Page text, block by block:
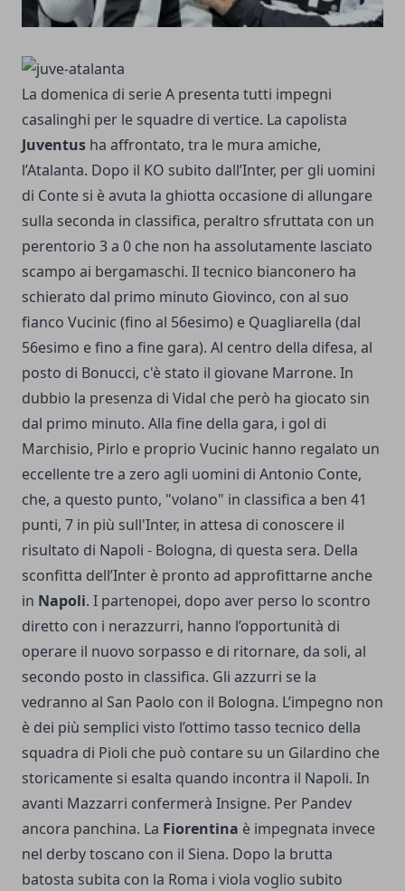
La domenica di serie A presenta tutti impegni
casalinghi per le squadre di vertice. La capolista
Juventus ha affrontato, tra le mura amiche,
l’Atalanta. Dopo il KO subito dall’Inter, per gli uomini
di Conte si è avuta la ghiotta occasione di allungare
sulla seconda in classifica, peraltro sfruttata con un
perentorio 3 a 0 che non ha assolutamente lasciato
scampo ai bergamaschi. Il tecnico bianconero ha
schierato dal primo minuto Giovinco, con al suo
fianco Vucinic (fino al 56esimo) e Quagliarella (dal
56esimo e fino a fine gara). Al centro della difesa, al
posto di Bonucci, c'è stato il giovane Marrone. In
dubbio la presenza di Vidal che però ha giocato sin
dal primo minuto. Alla fine della gara, i gol di
Marchisio, Pirlo e proprio Vucinic hanno regalato un
eccellente tre a zero agli uomini di Antonio Conte,
che, a questo punto, "volano" in classifica a ben 41
punti, 7 in più sull'Inter, in attesa di conoscere il
risultato di Napoli - Bologna, di questa sera. Della
sconfitta dell’Inter è pronto ad approfittarne anche
in Napoli. I partenopei, dopo aver perso lo scontro
diretto con i nerazzurri, hanno l’opportunità di
operare il nuovo sorpasso e di ritornare, da soli, al
secondo posto in classifica. Gli azzurri se la
vedranno al San Paolo con il Bologna. L’impegno non
è dei più semplici visto l’ottimo tasso tecnico della
squadra di Pioli che può contare su un Gilardino che
storicamente si esalta quando incontra il Napoli. In
avanti Mazzarri confermerà Insigne. Per Pandev
ancora panchina. La Fiorentina è impegnata invece
nel derby toscano con il Siena. Dopo la brutta
batosta subita con la Roma i viola voglio subito